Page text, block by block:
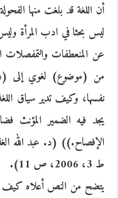
أن اللغة قد بلغت منها
ليس بحثا في ادب المرأة
عن المنعطفات والتمفصلات
من (موضوع) لغوي إلى
نفسها، وكيف تدير سياق
يجد فيه الضمير المؤنث
الإفصاح.)) (د. عبد الله
ط 3، 2006، ص 11).
يتضح من النص أعلاه كيف